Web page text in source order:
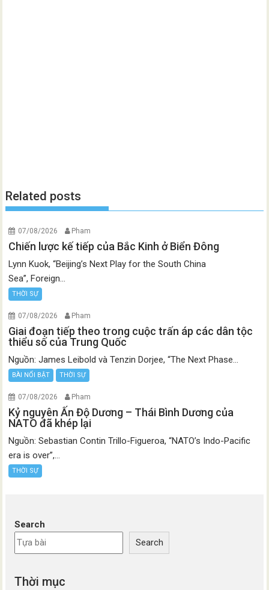
Related posts
07/08/2026 Pham
Chiến lược kế tiếp của Bắc Kinh ở Biển Đông
Lynn Kuok, “Beijing’s Next Play for the South China
Sea”, Foreign...
THỜI SỰ
07/08/2026 Pham
Giai đoạn tiếp theo trong cuộc trấn áp các dân tộc
thiểu số của Trung Quốc
Nguồn: James Leibold và Tenzin Dorjee, “The Next Phase...
BÀI NỔI BẬT THỜI SỰ
07/08/2026 Pham
Kỷ nguyên Ấn Độ Dương – Thái Bình Dương của
NATO đã khép lại
Nguồn: Sebastian Contin Trillo-Figueroa, “NATO’s Indo-Pacific
era is over”,...
THỜI SỰ
Search
Search
Thời mục